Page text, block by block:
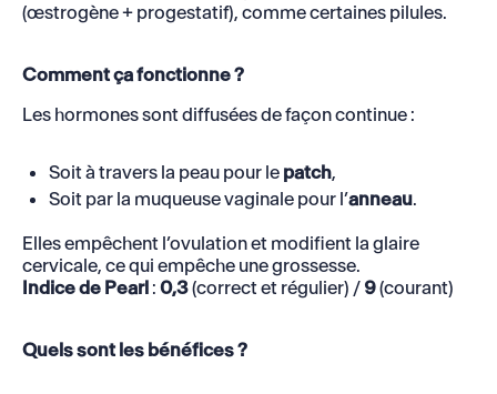
(œstrogène + progestatif), comme certaines pilules.
Comment ça fonctionne ?
Les hormones sont diffusées de façon continue :
Soit à travers la peau pour le patch,
Soit par la muqueuse vaginale pour l’anneau.
Elles empêchent l’ovulation et modifient la glaire
cervicale, ce qui empêche une grossesse.
Indice de Pearl: 0,3(correct et régulier) / 9(courant)
Quels sont les bénéfices ?